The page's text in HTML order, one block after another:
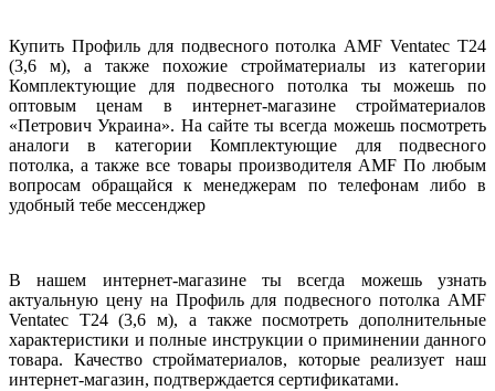
Купить Профиль для подвесного потолка AMF Ventatec T24
(3,6 м), а также похожие стройматериалы из категории
Комплектующие для подвесного потолка ты можешь по
оптовым ценам в интернет-магазине стройматериалов
«Петрович Украина». На сайте ты всегда можешь посмотреть
аналоги в категории Комплектующие для подвесного
потолка, а также все товары производителя AMF По любым
вопросам обращайся к менеджерам по телефонам либо в
удобный тебе мессенджер
В нашем интернет-магазине ты всегда можешь узнать
актуальную цену на Профиль для подвесного потолка AMF
Ventatec T24 (3,6 м), а также посмотреть дополнительные
характеристики и полные инструкции о приминении данного
товара. Качество стройматериалов, которые реализует наш
интернет-магазин, подтверждается сертификатами.